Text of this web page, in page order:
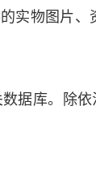
实物图片、
据库。除依